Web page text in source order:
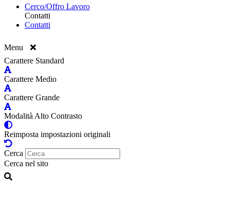
Cerco/Offro Lavoro
Contatti
Contatti
Menu
Carattere Standard
Carattere Medio
Carattere Grande
Modalità Alto Contrasto
Reimposta impostazioni originali
Cerca
Cerca nel sito